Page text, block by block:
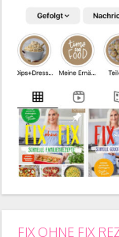
FIX OHNE FIX